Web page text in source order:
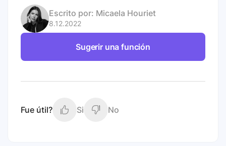
Escrito por: Micaela Houriet
8.12.2022
Sugerir una función
Fue útil? Si No